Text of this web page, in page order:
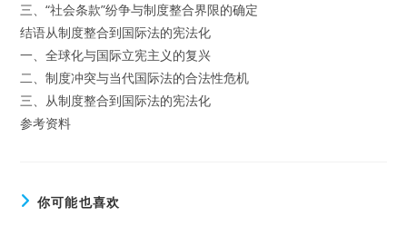
三、“社会条款”纷争与制度整合界限的确定
结语从制度整合到国际法的宪法化
一、全球化与国际立宪主义的复兴
二、制度冲突与当代国际法的合法性危机
三、从制度整合到国际法的宪法化
参考资料
你可能也喜欢